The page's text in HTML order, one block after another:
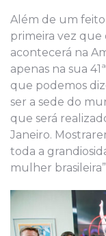
Além de um feito
primeira vez
acontecerá na
apenas na sua
que podemos
ser a sede do
que será
Janeiro.
toda a
mulher